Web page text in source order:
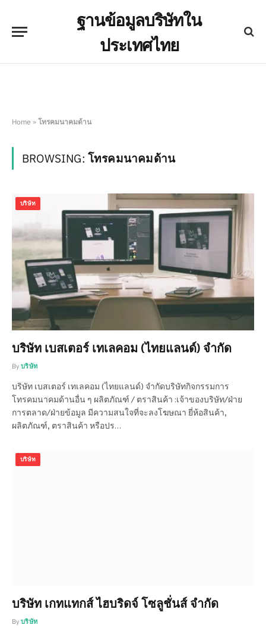
ฐานข้อมูลบริษัทใน
ประเทศไทย
Home » โทรคมนาคมด้าน
BROWSING: โทรคมนาคมด้าน
บริษัท
บริษัท เบสเตอร์ เทเลคอม (ไทยแลนด์) จำกัด
By บริษัท
บริษัท เบสเตอร์ เทเลคอม (ไทยแลนด์) จำกัดบริษัทกิจกรรมการ
โทรคมนาคมด้านอื่น ๆ ผลิตภัณฑ์ / ตราสินค้า :เจ้าของบริษัท/ฝ่าย
การตลาด/ฝ่ายข้อมูล มีความสนใจที่จะลงโฆษณา ยี่ห้อสินค้า,
ผลิตภัณฑ์, ตราสินค้า หรือปร…
บริษัท
บริษัท เกทแทกส์ ไฮบริดจ์ โซลูชั่นส์ จำกัด
By บริษัท